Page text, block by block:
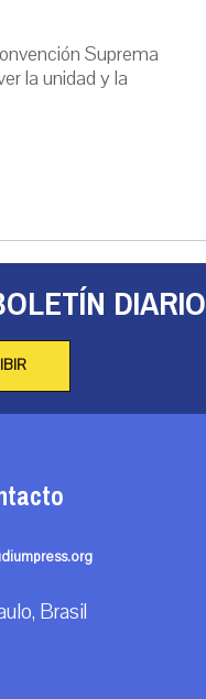
Suprema
la unidad y la
DIARIO
Brasil